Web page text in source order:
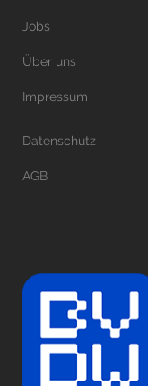
Jobs
Über uns
Impressum
Datenschutz
AGB